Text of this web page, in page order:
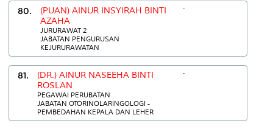
80.
(PUAN) AINUR INSYIRAH BINTI
AZAHA
JURURAWAT 2
JABATAN PENGURUSAN
KEJURURAWATAN
.
81.
(DR.) AINUR NASEEHA BINTI
ROSLAN
PEGAWAI PERUBATAN
JABATAN OTORINOLARINGOLOGI -
PEMBEDAHAN KEPALA DAN LEHER
.